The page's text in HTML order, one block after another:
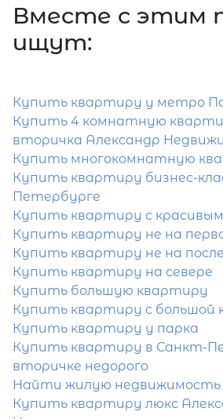
сжатые
Популярное
Вместе c этим
ищут:
Купить квартиру у метро
Купить 4 комнатную
вторичка Александр
Купить многокомнатную
Купить квартиру бизнес-
Петербурге
Купить квартиру с
Купить квартиру не на
Купить квартиру не на
Купить квартиру на севере
Купить большую квартиру
Купить квартиру с большой
Купить квартиру у парка
Купить квартиру в Санкт-
вторичке недорого
Найти жилую недвижимость
Купить квартиру люкс